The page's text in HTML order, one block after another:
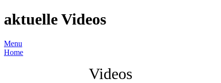
aktuelle Videos
Menu
Home
Videos